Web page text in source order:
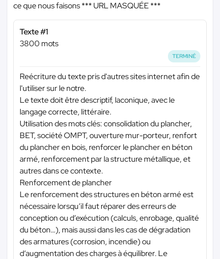
ce que nous faisons*** URL MASQUÉE ***
Texte #1
3800 mots
TERMINÉ
Reécriture du texte pris d'autres sites internet afin de
l'utiliser sur le notre.
Le texte doit être descriptif, laconique, avec le
langage correcte, littéraire.
Utilisation des mots clés: consolidation du plancher,
BET, société OMPT, ouverture mur-porteur, renfort
du plancher en bois, renforcer le plancher en béton
armé, renforcement par la structure métallique, et
autres dans ce contexte.
Renforcement de plancher
Le renforcement des structures en béton armé est
nécessaire lorsqu’il faut réparer des erreurs de
conception ou d’exécution (calculs, enrobage, qualité
du béton…), mais aussi dans les cas de dégradation
des armatures (corrosion, incendie) ou
d’augmentation des charges à équilibrer. Le